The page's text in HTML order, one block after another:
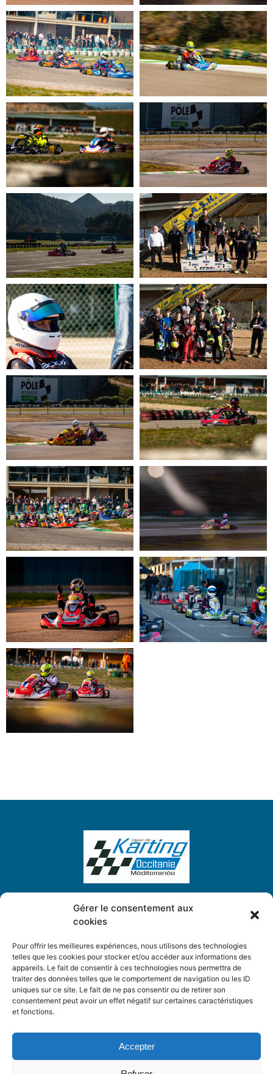
Gérer le consentement aux
cookies
Pour offrir les meilleures expériences, nous utilisons des technologies
telles que les cookies pour stocker et/ou accéder aux informations des
appareils. Le fait de consentir à ces technologies nous permettra de
traiter des données telles que le comportement de navigation ou les ID
uniques sur ce site. Le fait de ne pas consentir ou de retirer son
consentement peut avoir un effet négatif sur certaines caractéristiques
et fonctions.
Accepter
Ligue de Karting Occitanie Méditerranée
34130 Saint-Aunès
ligue.karting.om@gmail.com
Politique de confidentialité